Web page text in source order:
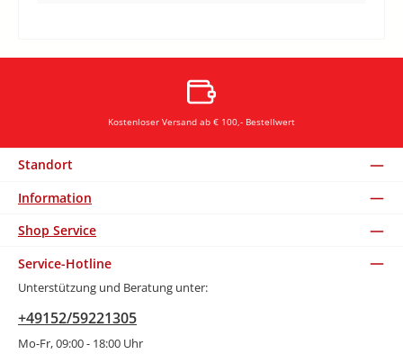
Kostenloser Versand ab € 100,- Bestellwert
Standort
Information
Shop Service
Service-Hotline
Unterstützung und Beratung unter:
+49152/59221305
Mo-Fr, 09:00 - 18:00 Uhr